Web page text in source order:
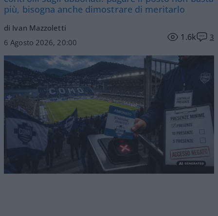
più, bisogna anche dimostrare di meritarlo
di Ivan Mazzoletti
6 Agosto 2026, 20:00
1.6k 3